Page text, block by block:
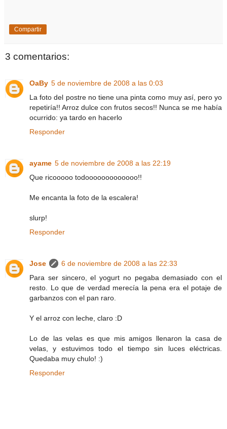
Compartir
3 comentarios:
OaBy 5 de noviembre de 2008 a las 0:03
La foto del postre no tiene una pinta como muy así, pero yo
repetiría!! Arroz dulce con frutos secos!! Nunca se me había
ocurrido: ya tardo en hacerlo
Responder
ayame 5 de noviembre de 2008 a las 22:19
Que ricooooo todooooooooooooo!!
Me encanta la foto de la escalera!
slurp!
Responder
Jose
6 de noviembre de 2008 a las 22:33
Para ser sincero, el yogurt no pegaba demasiado con el
resto. Lo que de verdad merecía la pena era el potaje de
garbanzos con el pan raro.
Y el arroz con leche, claro :D
Lo de las velas es que mis amigos llenaron la casa de
velas, y estuvimos todo el tiempo sin luces eléctricas.
Quedaba muy chulo! :)
Responder